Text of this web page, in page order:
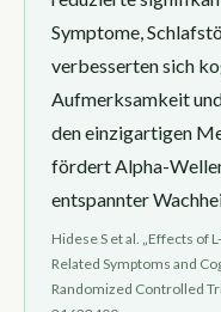
Symptome,
verbesserten sich
Aufmerksamkeit
den einzigartigen
fördert Alpha-
entspannter
Hidese S et al. „Effects of
Related Symptoms and
Randomized Controlled